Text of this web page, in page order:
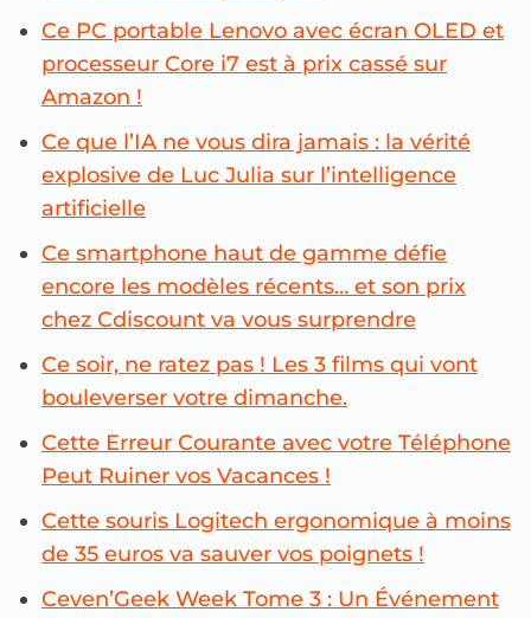
Ce PC portable Lenovo avec écran OLED et
processeur Core i7 est à prix cassé sur
Amazon !
Ce que l’IA ne vous dira jamais : la vérité
explosive de Luc Julia sur l’intelligence
artificielle
Ce smartphone haut de gamme défie
encore les modèles récents… et son prix
chez Cdiscount va vous surprendre
Ce soir, ne ratez pas ! Les 3 films qui vont
bouleverser votre dimanche.
Cette Erreur Courante avec votre Téléphone
Peut Ruiner vos Vacances !
Cette souris Logitech ergonomique à moins
de 35 euros va sauver vos poignets !
Ceven’Geek Week Tome 3 : Un Événement